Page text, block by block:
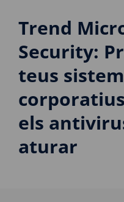
Trend
Security:
teus
els
aturar